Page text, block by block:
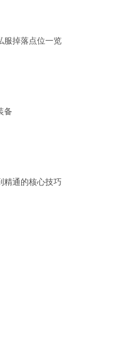
服掉落点位一览
备
精通的核心技巧